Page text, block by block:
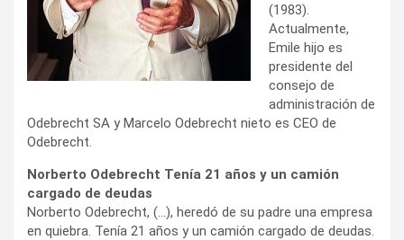
(1983).
Actualmente,
Emile hijo es
presidente del
consejo de
administración de
Odebrecht SA y Marcelo Odebrecht nieto es CEO de
Odebrecht.
Norberto Odebrecht Tenía 21 años y un camión
cargado de deudas
Norberto Odebrecht, (…), heredó de su padre una empresa
en quiebra. Tenía 21 años y un camión cargado de deudas.